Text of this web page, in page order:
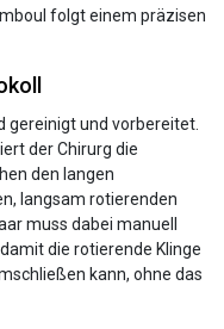
folgt einem präzisen
gereinigt und vorbereitet.
der Chirurg die
den langen
langsam rotierenden
muss dabei manuell
die rotierende Klinge
kann, ohne das